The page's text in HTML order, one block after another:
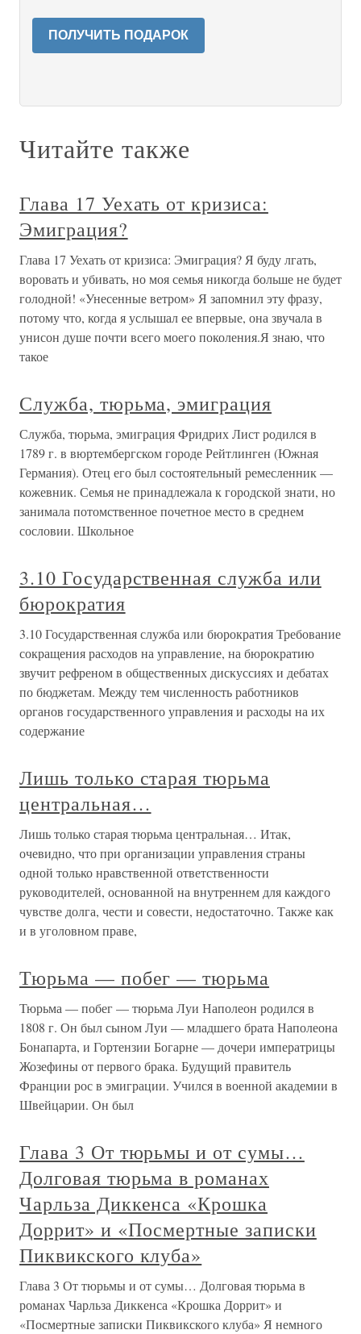
ПОЛУЧИТЬ ПОДАРОК
Читайте также
Глава 17 Уехать от кризиса:
Эмиграция?
Глава 17 Уехать от кризиса: Эмиграция? Я буду лгать,
воровать и убивать, но моя семья никогда больше не будет
голодной! «Унесенные ветром» Я запомнил эту фразу,
потому что, когда я услышал ее впервые, она звучала в
унисон душе почти всего моего поколения.Я знаю, что
такое
Служба, тюрьма, эмиграция
Служба, тюрьма, эмиграция Фридрих Лист родился в
1789 г. в вюртембергском городе Рейтлинген (Южная
Германия). Отец его был состоятельный ремесленник —
кожевник. Семья не принадлежала к городской знати, но
занимала потомственное почетное место в среднем
сословии. Школьное
3.10 Государственная служба или
бюрократия
3.10 Государственная служба или бюрократия Требование
сокращения расходов на управление, на бюрократию
звучит рефреном в общественных дискуссиях и дебатах
по бюджетам. Между тем численность работников
органов государственного управления и расходы на их
содержание
Лишь только старая тюрьма
центральная…
Лишь только старая тюрьма центральная… Итак,
очевидно, что при организации управления страны
одной только нравственной ответственности
руководителей, основанной на внутреннем для каждого
чувстве долга, чести и совести, недостаточно. Также как
и в уголовном праве,
Тюрьма — побег — тюрьма
Тюрьма — побег — тюрьма Луи Наполеон родился в
1808 г. Он был сыном Луи — младшего брата Наполеона
Бонапарта, и Гортензии Богарне — дочери императрицы
Жозефины от первого брака. Будущий правитель
Франции рос в эмиграции. Учился в военной академии в
Швейцарии. Он был
Глава 3 От тюрьмы и от сумы…
Долговая тюрьма в романах
Чарльза Диккенса «Крошка
Доррит» и «Посмертные записки
Пиквикского клуба»
Глава 3 От тюрьмы и от сумы… Долговая тюрьма в
романах Чарльза Диккенса «Крошка Доррит» и
«Посмертные записки Пиквикского клуба» Я немного